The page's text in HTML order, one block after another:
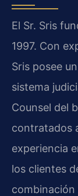
El Sr. Sris
1997. Con
Sris posee
sistema
Counsel del
contratados
experiencia
los clientes
combinación